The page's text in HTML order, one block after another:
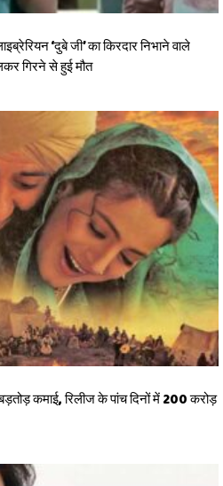
‘दुबे जी’ का किरदार निभाने वाले
गिरने से हुई मौत
कमाई, रिलीज के पांच दिनों में 200 करोड़